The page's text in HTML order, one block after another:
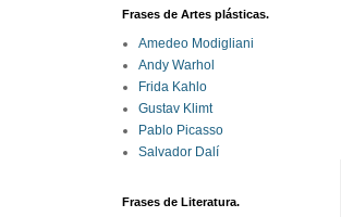
Frases de Artes plásticas.
Amedeo Modigliani
Andy Warhol
Frida Kahlo
Gustav Klimt
Pablo Picasso
Salvador Dalí
Frases de Literatura.